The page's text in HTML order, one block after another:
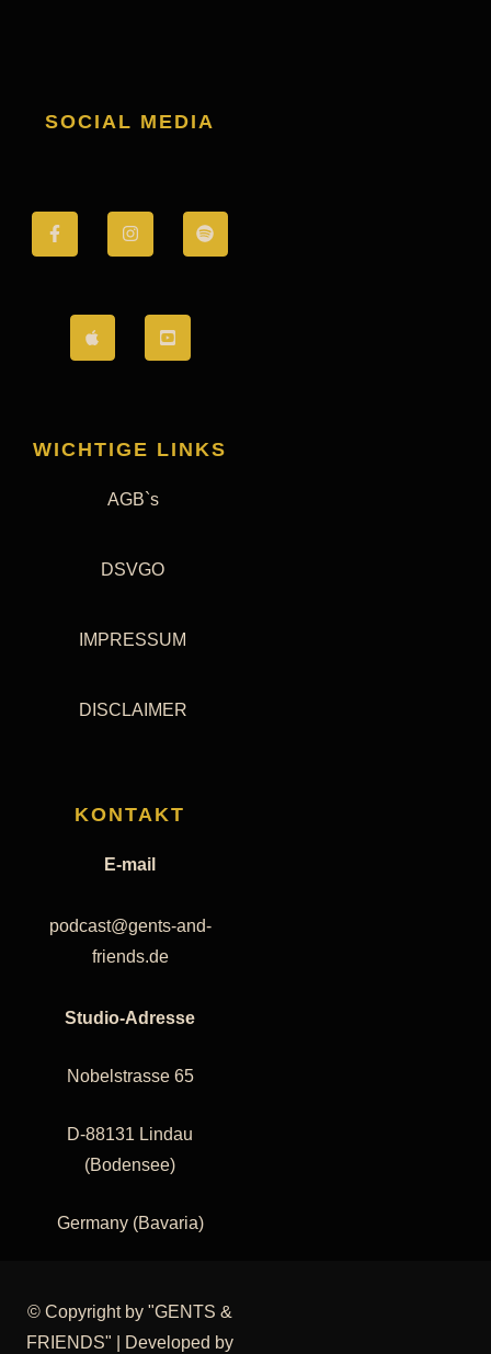
SOCIAL MEDIA
WICHTIGE LINKS
AGB`s
DSVGO
IMPRESSUM
DISCLAIMER
KONTAKT
E-mail
podcast@gents-and-
friends.de
Studio-Adresse
Nobelstrasse 65
D-88131 Lindau
(Bodensee)
Germany (Bavaria)
© Copyright by "GENTS &
FRIENDS" | Developed by